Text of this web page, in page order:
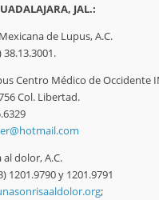
JAL.:
de Lupus, A.C.
Centro Médico de Occidente
Col. Libertad.
dolor, A.C.
1201.9790 y 1201.9791
;